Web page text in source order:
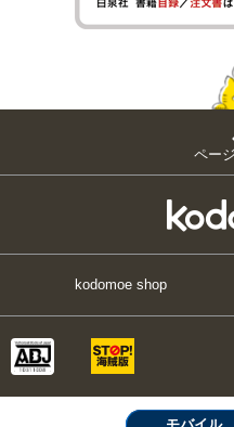
ペー
kodomoe shop